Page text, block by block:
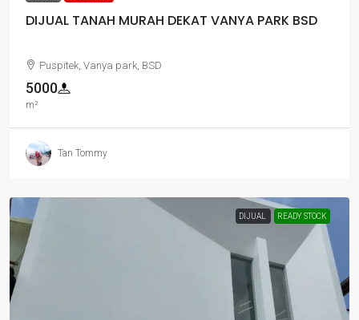
DIJUAL TANAH MURAH DEKAT VANYA PARK BSD
Puspitek, Vanya park, BSD
5000
m²
Tan Tommy
DIJUAL READY STOCK